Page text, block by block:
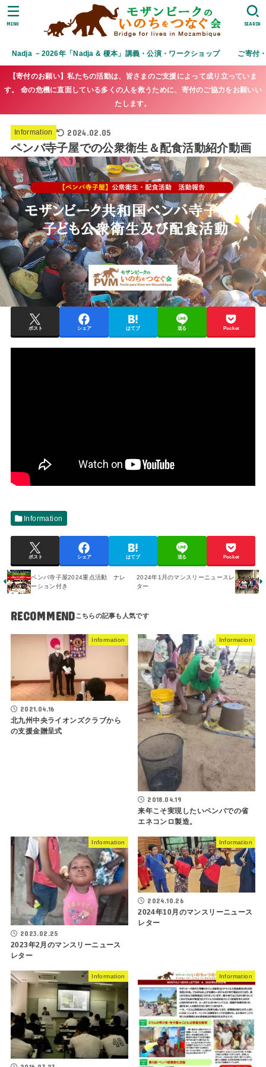
Nadja －2026年「Nadja & 榎本」講義・公演・ワークショップ ご寄付
SEARCH
MENU
【寄付のお願い】私たちの活動は、皆さまのご支援によって成り立っていま
す。 命の危機に直面している多くの人を救うために、寄付のご協力をお願いい
たします。
Information 2024.02.05
ペンバ寺子屋での公衆衛生＆配食活動紹介動画
ポスト シェア はてブ 送る Pocket
Information
ポスト シェア はてブ 送る Pocket
ペンバ寺子屋2024重点活動 ナレ
ーション付き
2024年1月のマンスリーニュースレ
ター
RECOMMEND
Information
2021.04.16
北九州中央ライオンズクラブから
の支援金贈呈式
Information
2018.04.19
来年こそ実現したいペンバでの省
エネコンロ製造。
Information
2023.02.25
2023年2月のマンスリーニュース
レター
Information
2024.10.26
2024年10月のマンスリーニュース
レター
Information Information